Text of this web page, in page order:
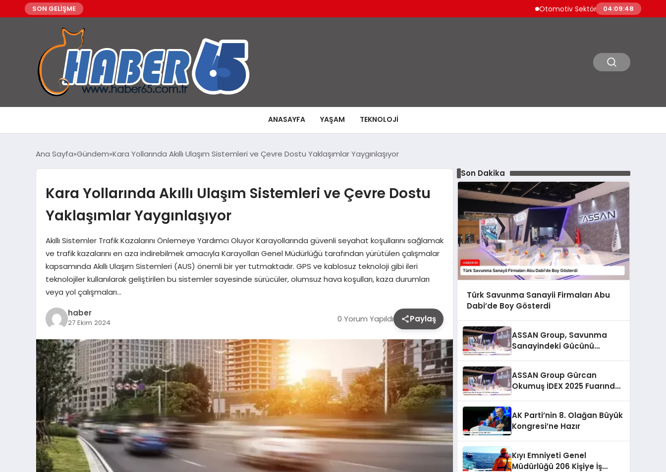
SON GELİŞME Otomotiv Sektörü Temmuz İhracatında
04:09:49
ANASAYFA YAŞAM TEKNOLOJI
Ana Sayfa Gündem Kara Yollarında Akıllı Ulaşım Sistemleri ve Çevre Dostu Yaklaşımlar Yaygınlaşıyor
Kara Yollarında Akıllı Ulaşım Sistemleri ve Çevre Dostu
Yaklaşımlar Yaygınlaşıyor
Akıllı Sistemler Trafik Kazalarını Önlemeye Yardımcı Oluyor Karayollarında güvenli seyahat koşullarını sağlamak
ve trafik kazalarını en aza indirebilmek amacıyla Karayolları Genel Müdürlüğü tarafından yürütülen çalışmalar
kapsamında Akıllı Ulaşım Sistemleri (AUS) önemli bir yer tutmaktadır. GPS ve kablosuz teknoloji gibi ileri
teknolojiler kullanılarak geliştirilen bu sistemler sayesinde sürücüler, olumsuz hava koşulları, kaza durumları
veya yol çalışmaları…
haber
27 Ekim 2024 0 Yorum Yapıldı Paylaş
Son Dakika
Türk Savunma Sanayii Firmaları Abu
Dabi’de Boy Gösterdi
ASSAN Group, Savunma
Sanayindeki Gücünü
ASSAN Group Gürcan
Okumuş İDEX 2025 Fuarında
AK Parti’nin 8. Olağan Büyük
Kongresi’ne Hazır
Kıyı Emniyeti Genel
Müdürlüğü 206 Kişiye İş